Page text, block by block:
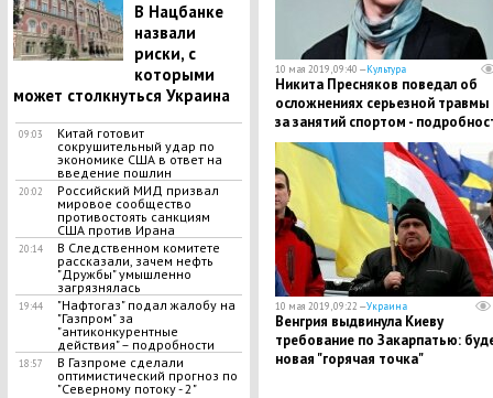
​В Нацбанке
назвали
риски, с
которыми
может столкнуться Украина
09:03
Китай готовит
сокрушительный удар по
экономике США в ответ на
введение пошлин
20:02
Российский МИД призвал
мировое сообщество
противостоять санкциям
США против Ирана
20:14
В Следственном комитете
рассказали, зачем нефть
"Дружбы" умышленно
загрязнялась
19:44
​"Нафтогаз" подал жалобу на
"Газпром" за
"антиконкурентные
действия" – подробности
18:57
В Газпроме сделали
оптимистический прогноз по
"Северному потоку - 2"
10 мая 2019, 09:40 —Культура
Никита Пресняков поведал об
осложнениях серьезной травмы
за занятий спортом -
10 мая 2019, 09:22 —Украина
​Венгрия выдвинула Киеву
требование по Закарпатью:
новая "горячая точка"